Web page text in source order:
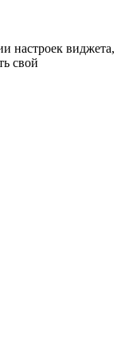
настроек виджета,
свой